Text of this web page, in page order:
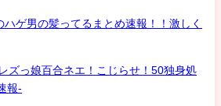
ゲ男の髪ってるまとめ速報！！激しく
ズっ娘百合ネエ！こじらせ！50独身処
報-